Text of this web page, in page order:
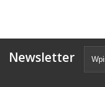
Newsletter